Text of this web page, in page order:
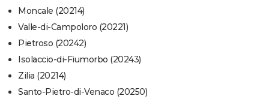
Moncale (20214)
Valle-di-Campoloro (20221)
Pietroso (20242)
Isolaccio-di-Fiumorbo (20243)
Zilia (20214)
Santo-Pietro-di-Venaco (20250)